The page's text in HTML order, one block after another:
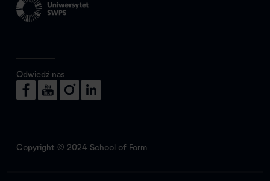
Odwiedź nas
Copyright © 2024 School of Form